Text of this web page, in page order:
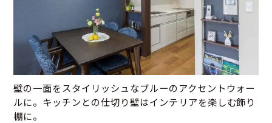
壁の一面をスタイリッシュなブルーのアクセントウォー
ルに。キッチンとの仕切り壁はインテリアを楽しむ飾り
棚に。